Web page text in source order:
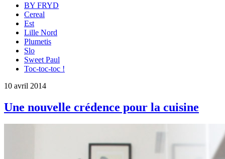
BY FRYD
Cereal
Est
Lille Nord
Plumetis
Slo
Sweet Paul
Toc-toc-toc !
10 avril 2014
Une nouvelle crédence pour la cuisine